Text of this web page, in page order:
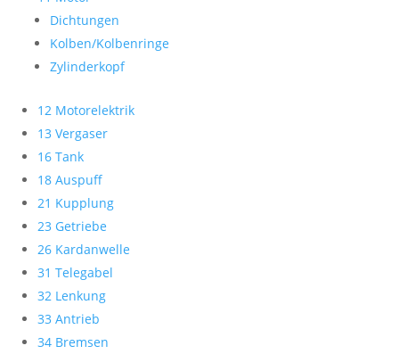
Dichtungen
Kolben/Kolbenringe
Zylinderkopf
12 Motorelektrik
13 Vergaser
16 Tank
18 Auspuff
21 Kupplung
23 Getriebe
26 Kardanwelle
31 Telegabel
32 Lenkung
33 Antrieb
34 Bremsen